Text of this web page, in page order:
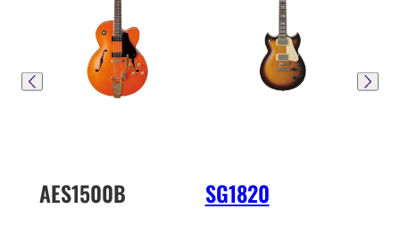
AES1500B SG1820